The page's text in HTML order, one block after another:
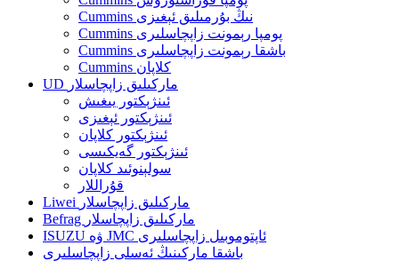
Cummins نىڭ بۇرمىلىق ئېغىزى
Cummins پومپا رېمونت زاپچاسلىرى
Cummins باشقا رېمونت زاپچاسلىرى
Cummins كلاپان
UD ماركىلىق زاپچاسلار
ئىنژېكتور يىغىش
ئىنژېكتور ئېغىزى
ئىنژېكتور كلاپان
ئىنژېكتور گەيكىسى
سولېنوئىد كلاپان
قۇراللار
Liwei ماركىلىق زاپچاسلار
Befrag ماركىلىق زاپچاسلار
ISUZU ۋە JMC ئاپتوموبىل زاپچاسلىرى
باشقا ماركىنىڭ ئەسلى زاپچاسلىرى